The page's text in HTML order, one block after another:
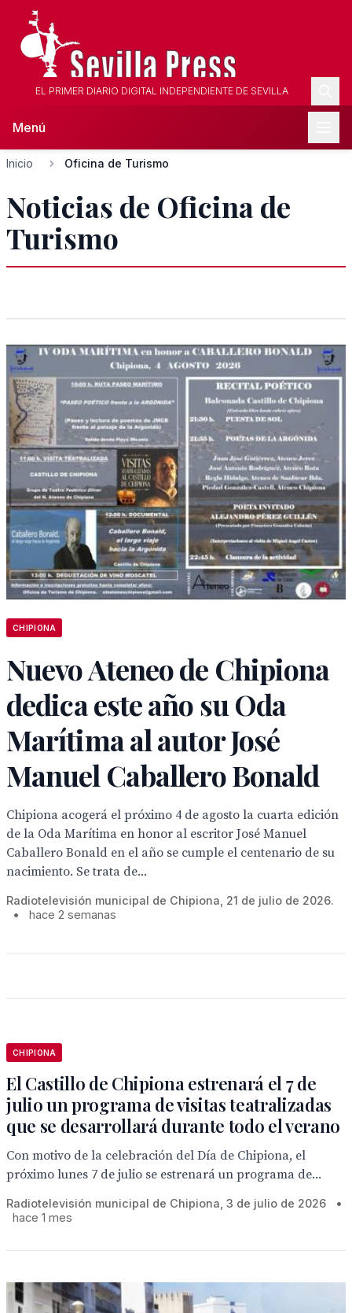
EL PRIMER DIARIO DIGITAL INDEPENDIENTE DE SEVILLA
Menú
Inicio Oficina de Turismo
Noticias de Oficina de
Turismo
CHIPIONA
Nuevo Ateneo de Chipiona
dedica este año su Oda
Marítima al autor José
Manuel Caballero Bonald
Chipiona acogerá el próximo 4 de agosto la cuarta edición
de la Oda Marítima en honor al escritor José Manuel
Caballero Bonald en el año se cumple el centenario de su
nacimiento. Se trata de...
Radiotelevisión municipal de Chipiona, 21 de julio de 2026.
•
hace 2 semanas
CHIPIONA
El Castillo de Chipiona estrenará el 7 de
julio un programa de visitas teatralizadas
que se desarrollará durante todo el verano
Con motivo de la celebración del Día de Chipiona, el
próximo lunes 7 de julio se estrenará un programa de...
Radiotelevisión municipal de Chipiona, 3 de julio de 2026
•
hace 1 mes